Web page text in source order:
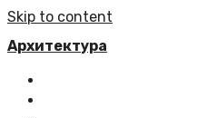
Skip to content
Архитектура